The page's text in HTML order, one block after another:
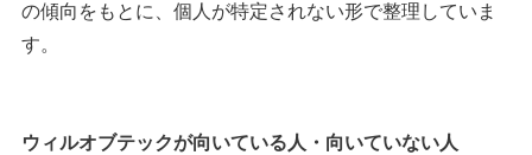
の傾向をもとに、個人が特定されない形で整理していま
す。
ウィルオブテックが向いている人・向いていない人